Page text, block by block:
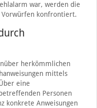
war, werden die
konfrontiert.
herkömmlichen
mittels
eine
Personen
konkrete Anweisungen